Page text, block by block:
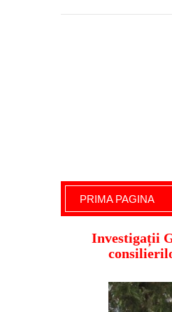
Giurgiu Pe Surse
PRIMA PAGINA
Investigații